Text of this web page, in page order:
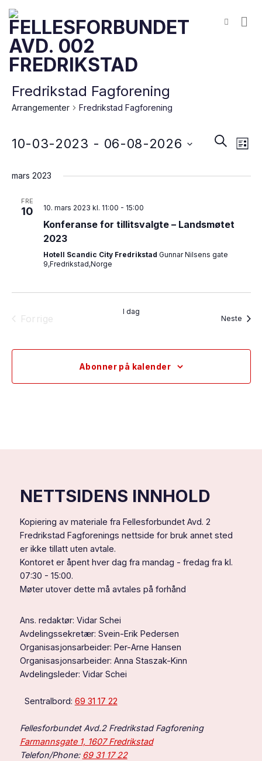
content
Fredrikstad Fagforening
Arrangementer Fredrikstad Fagforening
Søk
Liste
10-03-2023 - 06-08-2026
dato.
mars 2023
FRE
10 10. mars 2023 kl. 11:00 - 15:00
Konferanse for tillitsvalgte – Landsmøtet
2023
Hotell Scandic City Fredrikstad Gunnar Nilsens gate
9,Fredrikstad,Norge
Forrige
I dag
Neste
Abonner på kalender
NETTSIDENS INNHOLD
Kopiering av materiale fra Fellesforbundet Avd. 2
Fredrikstad Fagforenings nettside for bruk annet sted
er ikke tillatt uten avtale.
Kontoret er åpent hver dag fra mandag - fredag fra kl.
07:30 - 15:00.
Møter utover dette må avtales på forhånd
Ans. redaktør: Vidar Schei
Avdelingssekretær: Svein-Erik Pedersen
Organisasjonsarbeider: Per-Arne Hansen
Organisasjonsarbeider: Anna Staszak-Kinn
Avdelingsleder: Vidar Schei
Sentralbord: 69 31 17 22
Fellesforbundet Avd.2 Fredrikstad Fagforening
Farmannsgate 1, 1607 Fredrikstad
Telefon/Phone: 69 31 17 22